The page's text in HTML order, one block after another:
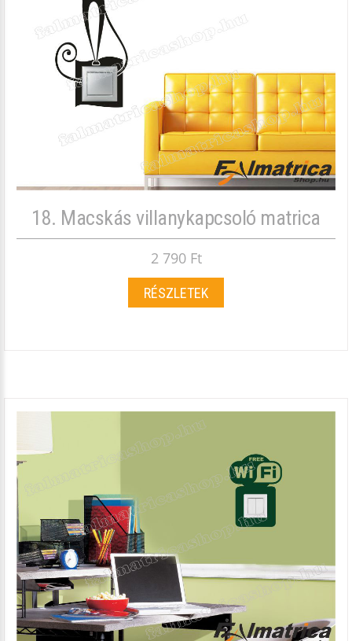
18. Macskás villanykapcsoló matrica
2 790 Ft
RÉSZLETEK